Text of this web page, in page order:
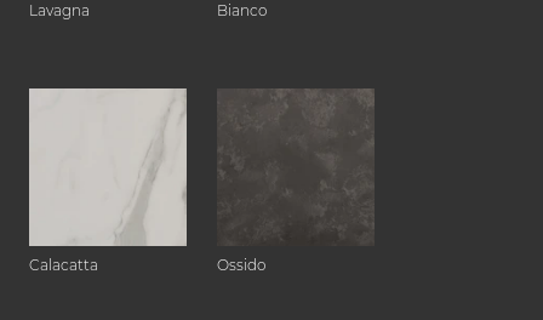
Lavagna Bianco
Calacatta Ossido